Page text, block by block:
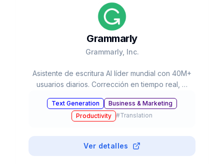
Grammarly
Grammarly, Inc.
Asistente de escritura AI líder mundial con 40M+
usuarios diarios. Corrección en tiempo real, AI
valoración, 96% Fortune 500.
Text Generation
Business & Marketing
Productivity #Translation
Ver detalles